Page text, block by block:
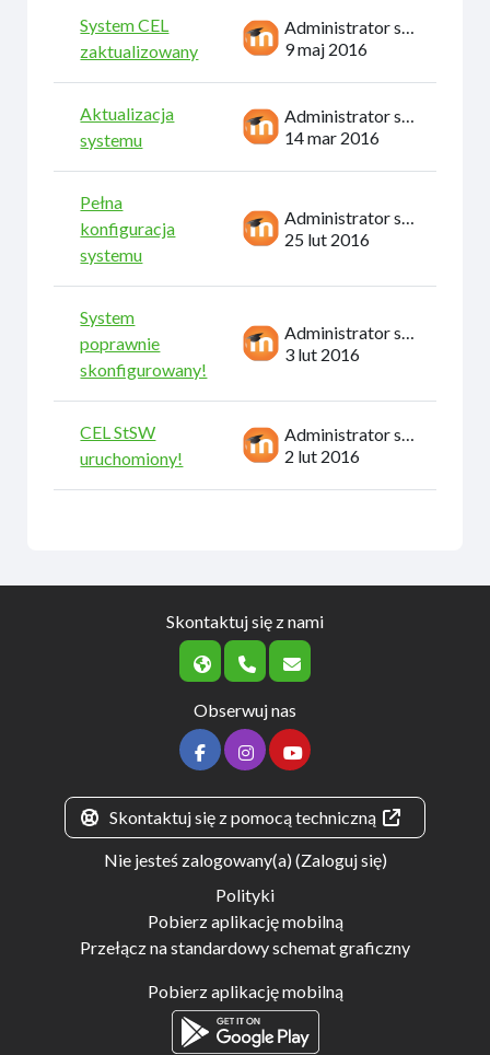
System CEL
zaktualizowany
9 maj 2016
Aktualizacja
systemu
14 mar 2016
Pełna
konfiguracja
systemu
25 lut 2016
System
poprawnie
skonfigurowany!
3 lut 2016
CEL StSW
uruchomiony!
2 lut 2016
Skontaktuj się z nami
Obserwuj nas
Skontaktuj się z pomocą techniczną
Nie jesteś zalogowany(a) (Zaloguj się)
Polityki
Pobierz aplikację mobilną
Przełącz na standardowy schemat graficzny
Pobierz aplikację mobilną